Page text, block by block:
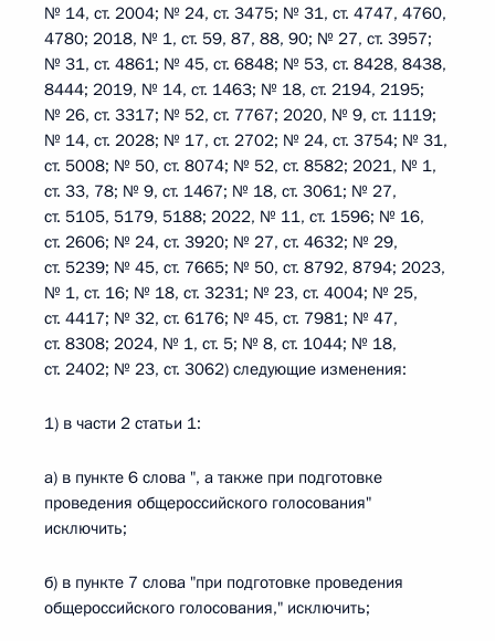
№ 14, ст. 2004; № 24, ст. 3475; № 31, ст. 4747, 4760,
4780; 2018, № 1, ст. 59, 87, 88, 90; № 27, ст. 3957;
№ 31, ст. 4861; № 45, ст. 6848; № 53, ст. 8428, 8438,
8444; 2019, № 14, ст. 1463; № 18, ст. 2194, 2195;
№ 26, ст. 3317; № 52, ст. 7767; 2020, № 9, ст. 1119;
№ 14, ст. 2028; № 17, ст. 2702; № 24, ст. 3754; № 31,
ст. 5008; № 50, ст. 8074; № 52, ст. 8582; 2021, № 1,
ст. 33, 78; № 9, ст. 1467; № 18, ст. 3061; № 27,
ст. 5105, 5179, 5188; 2022, № 11, ст. 1596; № 16,
ст. 2606; № 24, ст. 3920; № 27, ст. 4632; № 29,
ст. 5239; № 45, ст. 7665; № 50, ст. 8792, 8794; 2023,
№ 1, ст. 16; № 18, ст. 3231; № 23, ст. 4004; № 25,
ст. 4417; № 32, ст. 6176; № 45, ст. 7981; № 47,
ст. 8308; 2024, № 1, ст. 5; № 8, ст. 1044; № 18,
ст. 2402; № 23, ст. 3062) следующие изменения:
1) в части 2 статьи 1:
а) в пункте 6 слова ", а также при подготовке
проведения общероссийского голосования"
исключить;
б) в пункте 7 слова "при подготовке проведения
общероссийского голосования," исключить;